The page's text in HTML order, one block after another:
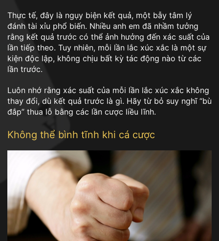
Thực tế, đây là ngụy biện kết quả, một bẫy tâm lý
đánh tài xỉu phổ biến. Nhiều anh em đã nhầm tưởng
rằng kết quả trước có thể ảnh hưởng đến xác suất của
lần tiếp theo. Tuy nhiên, mỗi lần lắc xúc xắc là một sự
kiện độc lập, không chịu bất kỳ tác động nào từ các
lần trước.
Luôn nhớ rằng xác suất của mỗi lần lắc xúc xắc không
thay đổi, dù kết quả trước là gì. Hãy từ bỏ suy nghĩ “bù
đắp” thua lỗ bằng các lần cược liều lĩnh.
Không thể bình tĩnh khi cá cược